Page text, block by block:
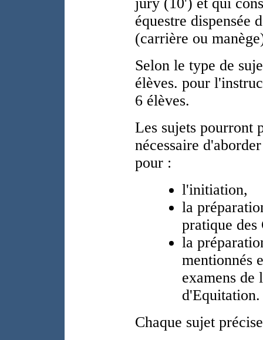
jury (10') et qui
équestre dispensée
(carrière ou
Selon le type de
élèves. pour
6 élèves.
Les sujets pourront
nécessaire
pour :
l'initiation,
la
pratique des
la
mentionnés
examens de
d'Equitation.
Chaque sujet